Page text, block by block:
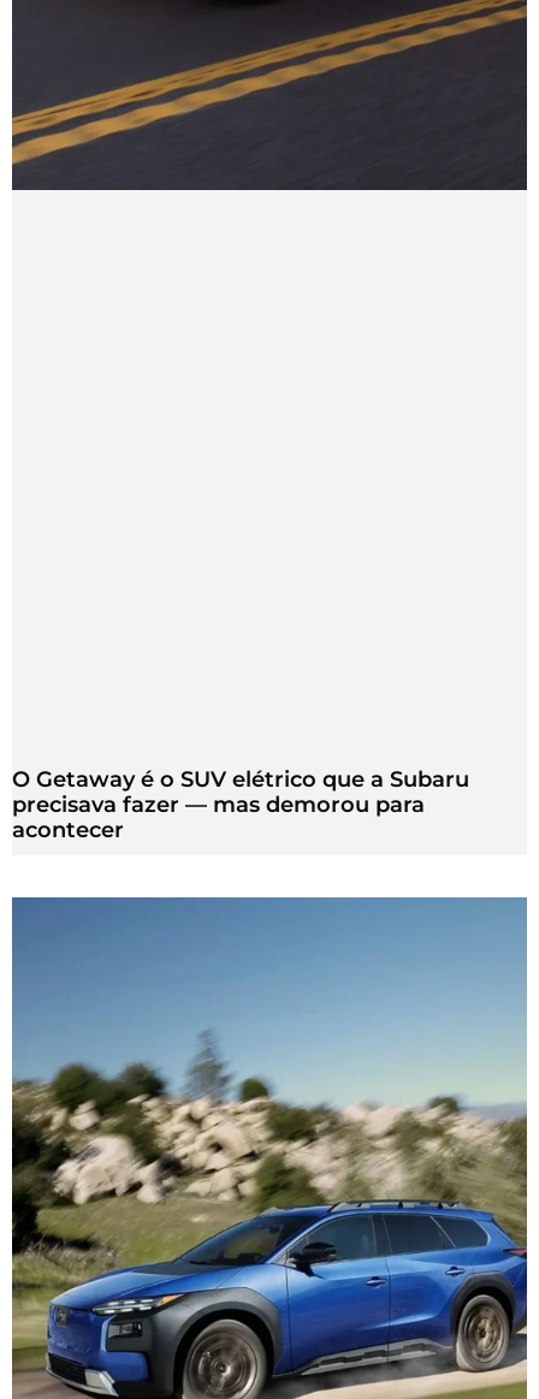
O Getaway é o SUV elétrico que a Subaru
precisava fazer — mas demorou para
acontecer